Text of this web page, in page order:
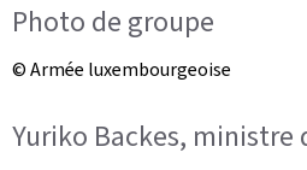
Photo de groupe
© Armée luxembourgeoise
Yuriko Backes, ministre